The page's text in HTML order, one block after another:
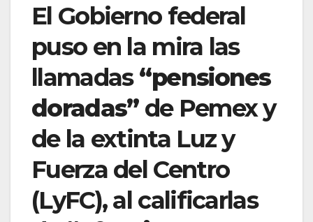
El Gobierno federal
puso en la mira las
llamadas“pensiones
doradas”de Pemex y
de la extinta Luz y
Fuerza del Centro
(LyFC), al calificarlas